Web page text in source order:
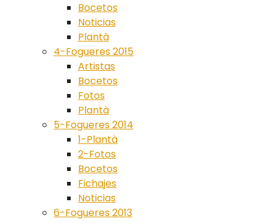
Bocetos
Noticias
Plantà
4-Fogueres 2015
Artistas
Bocetos
Fotos
Plantà
5-Fogueres 2014
1-Plantà
2-Fotos
Bocetos
Fichajes
Noticias
6-Fogueres 2013